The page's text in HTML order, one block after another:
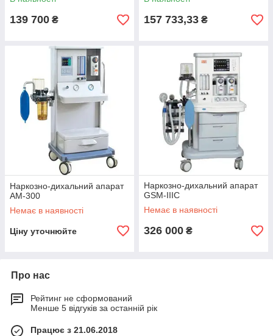
139 700 ₴ 157 733,33 ₴
Наркозно-дихальний апарат
АМ-300
Немає в наявності
Ціну уточнюйте
Наркозно-дихальний апарат
GSM-IIIC
Немає в наявності
326 000 ₴
Про нас
Рейтинг не сформований
Менше 5 відгуків за останній рік
Працює з 21.06.2018